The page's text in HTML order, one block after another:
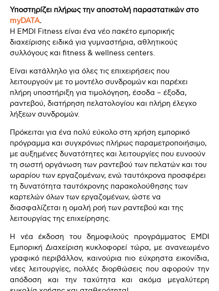
Υποστηρίζει πλήρως την αποστολή παραστατικών στο
myDATA.
Η EMDI Fitness είναι ένα νέο πακέτο εμπορικής
διαχείρισης ειδικά για γυμναστήρια, αθλητικούς
συλλόγους και fitness & wellness centers.
Είναι κατάλληλο για όλες τις επιχειρήσεις που
λειτουργούν με το μοντέλο συνδρομών και παρέχει
πλήρη υποστήριξη για τιμολόγηση, έσοδα – έξοδα,
ραντεβού, διατήρηση πελατολογίου και πλήρη έλεγχο
λήξεων συνδρομών.
Πρόκειται για ένα πολύ εύκολο στη χρήση εμπορικό
πρόγραμμα και συγχρόνως πλήρως παραμετροποιήσιμο,
με αυξημένες δυνατότητες και λειτουργίες που ευνοούν
τη σωστή οργάνωση των ραντεβού των πελατών και του
ωραρίου των εργαζομένων, ενώ ταυτόχρονα προσφέρει
τη δυνατότητα ταυτόχρονης παρακολούθησης των
καρτελών όλων των εργαζομένων, ώστε να
διασφαλίζεται η ομαλή ροή των ραντεβού και της
λειτουργίας της επιχείρησης.
Η νέα έκδοση του δημοφιλούς προγράμματος EMDI
Εμπορική Διαχείριση κυκλοφορεί τώρα, με ανανεωμένο
γραφικό περιβάλλον, καινούρια πιο εύχρηστα εικονίδια,
νέες λειτουργίες, πολλές διορθώσεις που αφορούν την
απόδοση και την ταχύτητα και ακόμα μεγαλύτερη